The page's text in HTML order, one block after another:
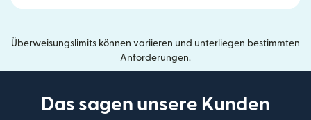
Überweisungslimits können variieren und unterliegen bestimmten
Anforderungen.
Das sagen unsere Kunden